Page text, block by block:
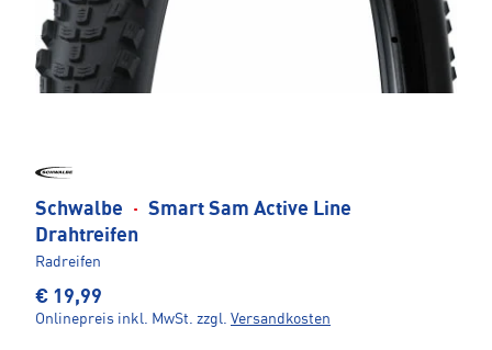
Schwalbe · Smart Sam Active Line
Drahtreifen
Radreifen
€ 19,99
Onlinepreis inkl. MwSt. zzgl. Versandkosten